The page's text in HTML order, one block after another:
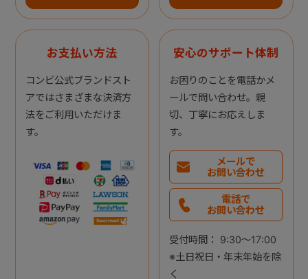
お支払い方法
コンビ公式ブランドスト
アではさまざまな決済方
法をご利用いただけま
す。
安心のサポート体制
お困りのことを電話かメ
ールで問い合わせ。親
切、丁寧にお応えしま
す。
メールで
お問い合わせ
電話で
お問い合わせ
受付時間： 9:30～17:00
※土日祝日・年末年始を除
く